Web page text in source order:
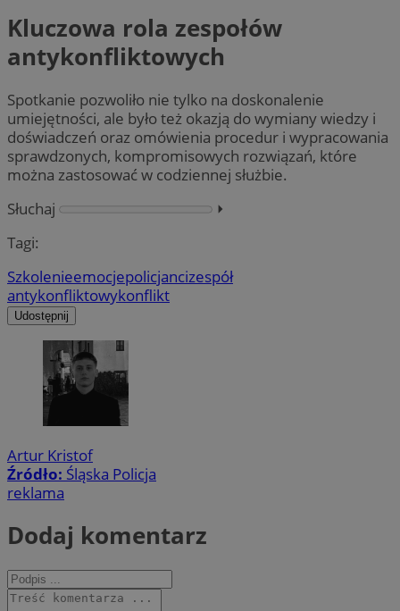
Kluczowa rola zespołów
antykonfliktowych
Spotkanie pozwoliło nie tylko na doskonalenie
umiejętności, ale było też okazją do wymiany wiedzy i
doświadczeń oraz omówienia procedur i wypracowania
sprawdzonych, kompromisowych rozwiązań, które
można zastosować w codziennej służbie.
Słuchaj
⏵︎
Tagi:
Szkolenieemocjepolicjancizespół
antykonfliktowykonflikt
Udostępnij
Artur Kristof
Źródło: Śląska Policja
reklama
Dodaj komentarz